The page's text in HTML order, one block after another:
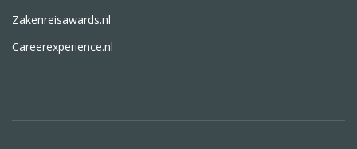
Zakenreisawards.nl
Careerexperience.nl